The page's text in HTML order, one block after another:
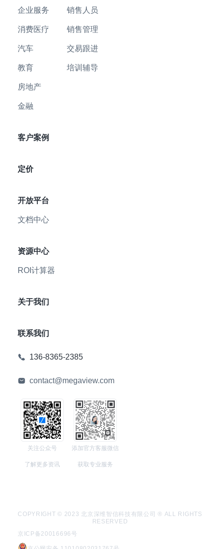
企业服务
消费医疗
汽车
教育
房地产
金融
销售人员
销售管理
交易跟进
培训辅导
客户案例
定价
开放平台
文档中心
资源中心
ROI计算器
关于我们
联系我们
136-8365-2385
contact@megaview.com
关注公众号
了解更多资讯
添加官方客服微信
获取专业服务
COPYRIGHT © 2023 北京深维智信科技有限公司 ® ALL RIGHTS
RESERVED
京ICP备20016696号